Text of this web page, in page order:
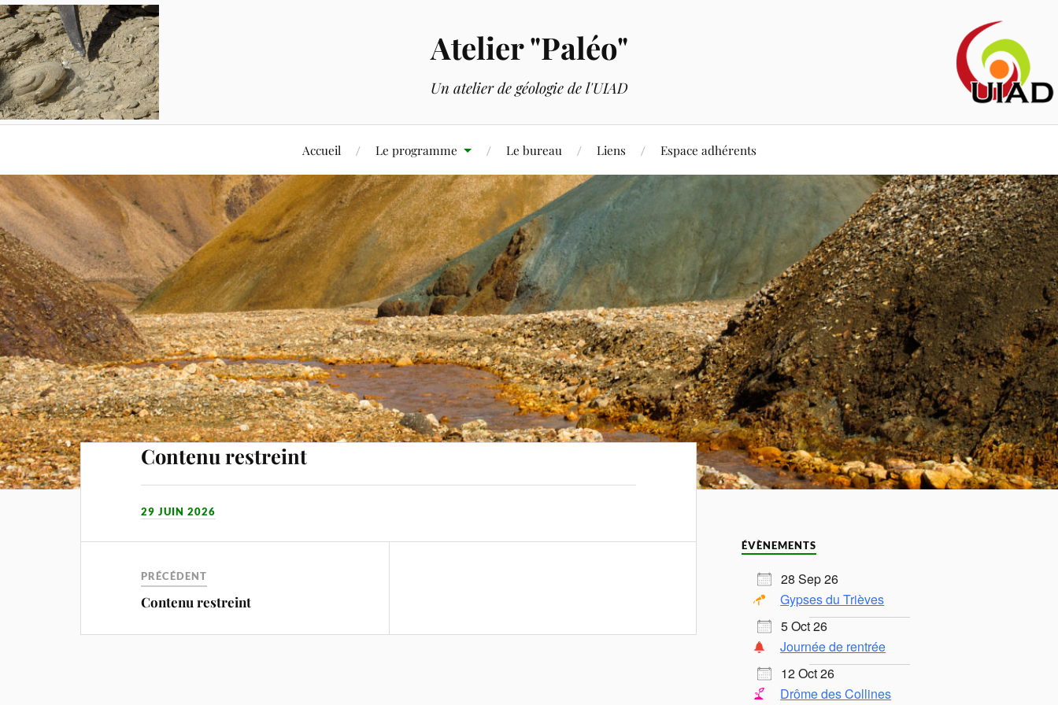
Atelier "Paléo"
Un atelier de géologie de l'UIAD
Accueil Le programme Le bureau Liens Espace adhérents
Contenu restreint
29 JUIN 2026
PRÉCÉDENT
Contenu restreint
ÉVÈNEMENTS
28 Sep 26
Gypses du Trièves
5 Oct 26
Journée de rentrée
12 Oct 26
Drôme des Collines